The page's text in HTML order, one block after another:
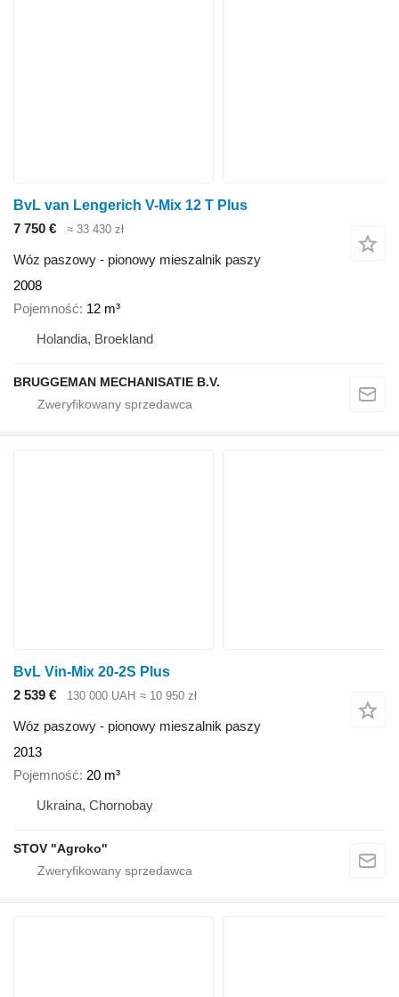
BvL van Lengerich V-Mix 12 T Plus
7 750 €
≈ 33 430 zł
Wóz paszowy - pionowy mieszalnik paszy
2008
Pojemność 12 m³
Holandia, Broekland
BRUGGEMAN MECHANISATIE B.V.
BvL Vin-Mix 20-2S Plus
2 539 €
130 000 UAH ≈ 10 950 zł
Wóz paszowy - pionowy mieszalnik paszy
2013
Pojemność 20 m³
Ukraina, Chornobay
STOV "Agroko"